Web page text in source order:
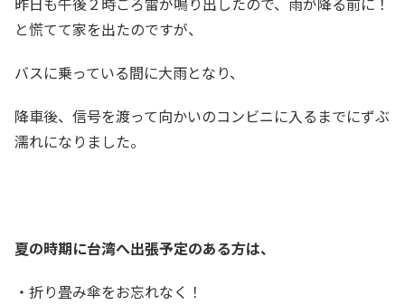
と慌てて家を出たのですが、
バスに乗っている間に大雨となり、
降車後、信号を渡って向かいのコンビニに入るまでにずぶ
濡れになりました。
夏の時期に台湾へ出張予定のある方は、
・折り畳み傘をお忘れなく！